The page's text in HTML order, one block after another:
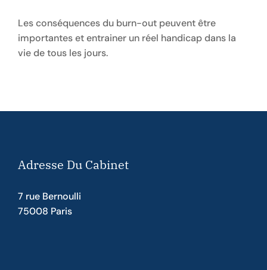
Les conséquences du burn-out peuvent être
importantes et entrainer un réel handicap dans la
vie de tous les jours.
Adresse Du Cabinet
7 rue Bernoulli
75008 Paris